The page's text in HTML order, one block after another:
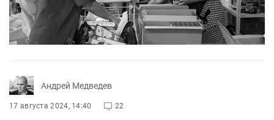
Андрей Медведев
17 августа 2024, 14:40 22